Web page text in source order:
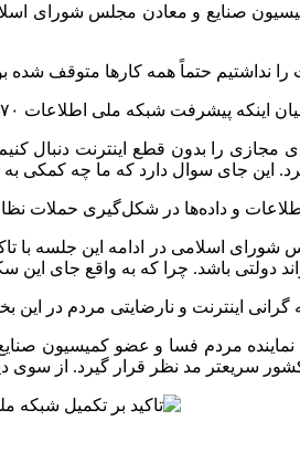
صنایع و معادن مجلس شورای
را نداشتیم حتماً همه کارها متوقف
است، بیان کرد: ما هنوز تا رسیدن به ظرفیت‌های مطلوب در این بخش فاصله داریم.
مجازی را بدون قطع اینترنت دنبال
این جای سوال دارد که ما چه کمکی به
و داده‌ها در شکل‌گیری حملات
اسلامی در ادامه این جلسه با
دولتی باشد. چرا که به واقع جای
به گرانی اینترنت و نارضایتی مردم
سریعتر مد نظر قرار گیرد. از سوی